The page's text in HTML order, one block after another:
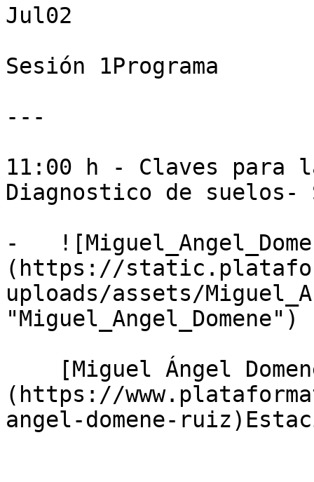
Jul02
Sesión 1Programa
---
11:00 h - Claves para
Diagnostico de suelos-
-
(https://
uploads/assets/
"Miguel_Angel_Domene")
(https://
angel-domene-